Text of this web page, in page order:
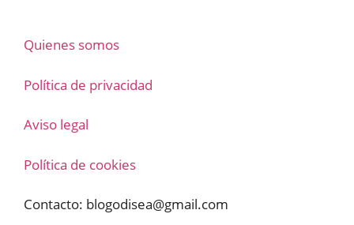
Quienes somos
Política de privacidad
Aviso legal
Política de cookies
Contacto: blogodisea@gmail.com